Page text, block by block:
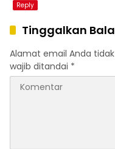
Reply
Tinggalkan
Alamat email Anda
wajib ditandai *